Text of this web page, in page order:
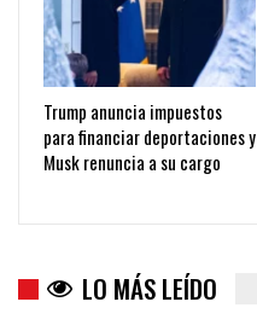
Trump anuncia impuestos
para financiar deportaciones y
Musk renuncia a su cargo
LO MÁS LEÍDO